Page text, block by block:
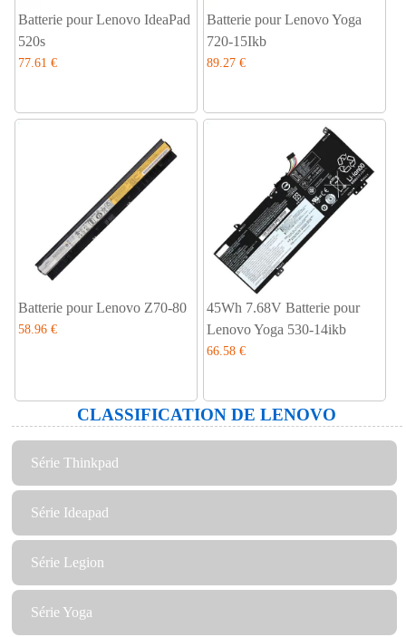
Batterie pour Lenovo IdeaPad
520s
77.61 €
Batterie pour Lenovo Yoga
720-15Ikb
89.27 €
Batterie pour Lenovo Z70-80
58.96 €
45Wh 7.68V Batterie pour
Lenovo Yoga 530-14ikb
66.58 €
CLASSIFICATION DE LENOVO
Série Thinkpad
Série Ideapad
Série Legion
Série Yoga